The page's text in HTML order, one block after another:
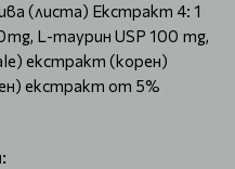
(листа) Екстракт 4: 1
L-таурин USP 100 mg,
екстракт (корен)
екстракт от 5%